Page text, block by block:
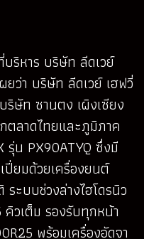
ริหาร บริษัท ลีดเวย์
ยว่า บริษัท ลีดเวย์ เฮฟวี่
ริษัท ซานตง เผิงเซียง
ตลาดไทยและภูมิภาค
รุ่น PX90ATYQ ซึ่งมี
ยมด้วยเครื่องยนต์
ะบบช่วงล่างไฮโดรนิว
วเต็ม รองรับทุกหน้า
พร้อมเครื่องอัดจา